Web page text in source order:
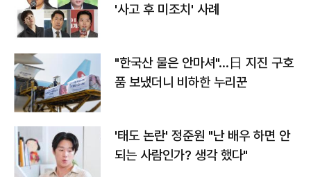
'사고 후 미조치' 사례
"한국산 물은 안마셔"…日 지진 구호
품 보냈더니 비하한 누리꾼
'태도 논란' 정준원 "난 배우 하면 안
되는 사람인가? 생각 했다"